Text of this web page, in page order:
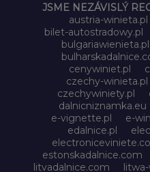
JSME NEZÁVISLÝ
austria-winieta.pl
bilet-autostradowy.pl
bulgariawienieta.pl
cenywiniet.pl
czechy-winieta.pl
czechywiniety.pl
dalnicniznamka.eu
e-vignette.pl
e-
edalnice.pl
estonskadalnice.com
litvadalnice.com